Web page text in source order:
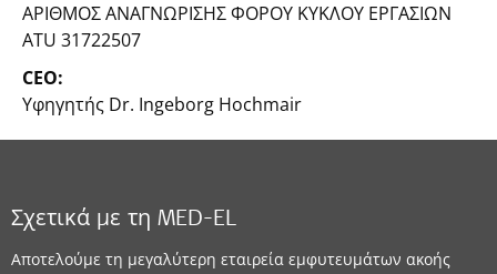
ΑΡΙΘΜΟΣ ΑΝΑΓΝΩΡΙΣΗΣ ΦΟΡΟΥ ΚΥΚΛΟΥ ΕΡΓΑΣΙΩΝ
ATU 31722507
CEO:
Υφηγητής Dr. Ingeborg Hochmair
Σχετικά με τη MED-EL
Αποτελούμε τη μεγαλύτερη εταιρεία εμφυτευμάτων ακοής